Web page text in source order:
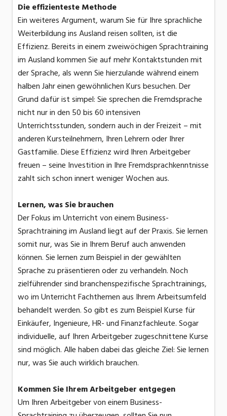
Die effizienteste Methode
Ein weiteres Argument, warum Sie für Ihre sprachliche
Weiterbildung ins Ausland reisen sollten, ist die
Effizienz. Bereits in einem zweiwöchigen Sprachtraining
im Ausland kommen Sie auf mehr Kontaktstunden mit
der Sprache, als wenn Sie hierzulande während einem
halben Jahr einen gewöhnlichen Kurs besuchen. Der
Grund dafür ist simpel: Sie sprechen die Fremdsprache
nicht nur in den 50 bis 60 intensiven
Unterrichtsstunden, sondern auch in der Freizeit – mit
anderen Kursteilnehmern, Ihren Lehrern oder Ihrer
Gastfamilie. Diese Effizienz wird Ihren Arbeitgeber
freuen – seine Investition in Ihre Fremdsprachkenntnisse
zahlt sich schon innert weniger Wochen aus.
Lernen, was Sie brauchen
Der Fokus im Unterricht von einem Business-
Sprachtraining im Ausland liegt auf der Praxis. Sie lernen
somit nur, was Sie in Ihrem Beruf auch anwenden
können. Sie lernen zum Beispiel in der gewählten
Sprache zu präsentieren oder zu verhandeln. Noch
zielführender sind branchenspezifische Sprachtrainings,
wo im Unterricht Fachthemen aus Ihrem Arbeitsumfeld
behandelt werden. So gibt es zum Beispiel Kurse für
Einkäufer, Ingenieure, HR- und Finanzfachleute. Sogar
individuelle, auf Ihren Arbeitgeber zugeschnittene Kurse
sind möglich. Alle haben dabei das gleiche Ziel: Sie lernen
nur, was Sie auch wirklich brauchen.
Kommen Sie Ihrem Arbeitgeber entgegen
Um Ihren Arbeitgeber von einem Business-